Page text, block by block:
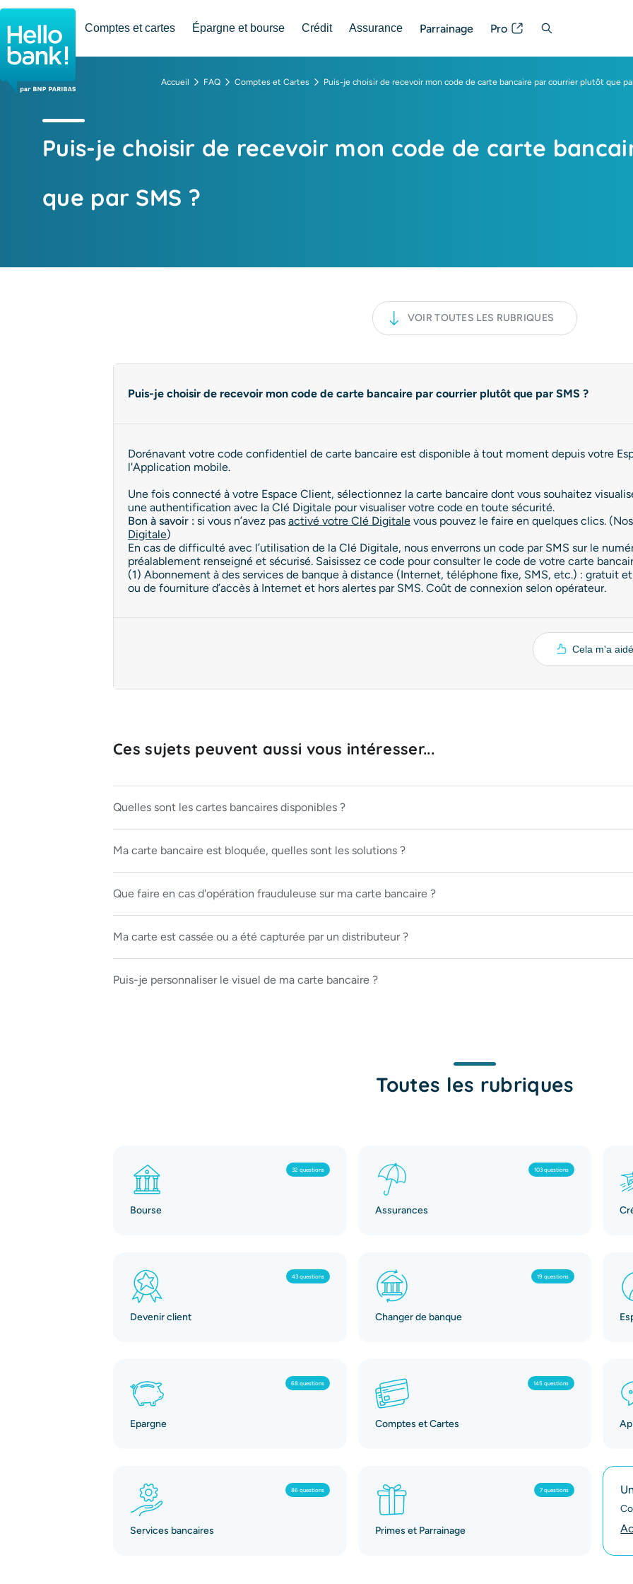
Hello bank! la banque en ligne de BNP Paribas
Comptes et cartes Épargne et bourse Crédit Assurance Parrainage Pro Posez votre question
Accueil FAQ Comptes et Cartes Puis-je choisir de recevoir mon code de carte bancaire par courrier plutôt que
Puis-je choisir de recevoir mon code de carte
que par SMS ?
VOIR TOUTES LES RUBRIQUES
Puis-je choisir de recevoir mon code de carte bancaire par courrier plutôt que par SMS ?
Dorénavant votre code confidentiel de carte bancaire est disponible à tout moment depuis votre
l'Application mobile.
Une fois connecté à votre Espace Client, sélectionnez la carte bancaire dont vous souhaitez
une authentification avec la Clé Digitale pour visualiser votre code en toute sécurité.
Bon à savoir : si vous n’avez pas activé votre Clé Digitale vous pouvez le faire en quelques clics.
Digitale)
En cas de difficulté avec l’utilisation de la Clé Digitale, nous enverrons un code par SMS sur le
préalablement renseigné et sécurisé. Saisissez ce code pour consulter le code de votre carte
(1) Abonnement à des services de banque à distance (Internet, téléphone ﬁxe, SMS, etc.) : gratuit
ou de fourniture d’accès à Internet et hors alertes par SMS. Coût de connexion selon opérateur.
Cela m'a aidé
Ces sujets peuvent aussi vous intéresser...
Quelles sont les cartes bancaires disponibles ?
Ma carte bancaire est bloquée, quelles sont les solutions ?
Que faire en cas d'opération frauduleuse sur ma carte bancaire ?
Ma carte est cassée ou a été capturée par un distributeur ?
Puis-je personnaliser le visuel de ma carte bancaire ?
Toutes les rubriques
32 questions
Bourse
103 questions
Assurances
43 questions
Devenir client
19 questions
Changer de banque
68 questions
Epargne
145 questions
Comptes et Cartes
86 questions
Services bancaires
7 questions
Primes et Parrainage